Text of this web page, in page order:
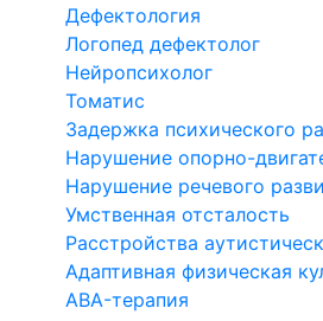
Дефектология
Логопед дефектолог
Нейропсихолог
Томатис
Задержка психического
Нарушение опорно-
Нарушение речевого
Умственная отсталость
Расстройства
Адаптивная физическая
ABA-терапия